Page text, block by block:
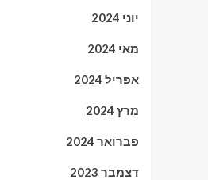
יוני 2024
מאי 2024
אפריל 2024
מרץ 2024
פברואר 2024
דצמבר 2023